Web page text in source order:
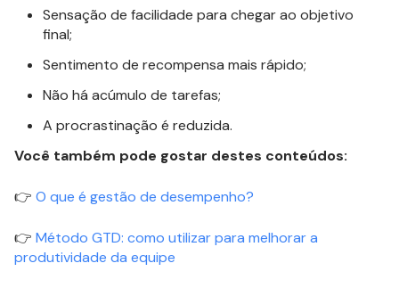
Sensação de facilidade para chegar ao objetivo
final;
Sentimento de recompensa mais rápido;
Não há acúmulo de tarefas;
A procrastinação é reduzida.
Você também pode gostar destes conteúdos:
👉 O que é gestão de desempenho?
👉 Método GTD: como utilizar para melhorar a
produtividade da equipe